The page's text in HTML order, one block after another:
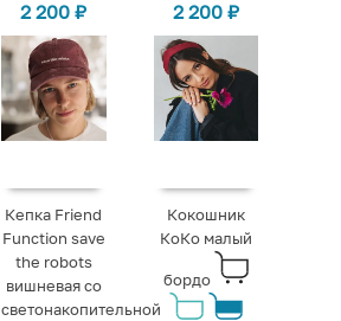
2 200₽ 2 200₽
Кепка Friend
Function save
the robots
вишневая со
светонакопительной
Кокошник
КоКо малый
бордо